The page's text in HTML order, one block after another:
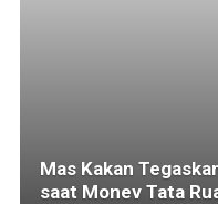
Mas Kakan
saat Monev Tata